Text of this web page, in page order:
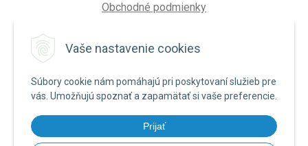
Vaše nastavenie cookies
Súbory cookie nám pomáhajú pri poskytovaní služieb pre
vás. Umožňujú spoznať a zapamätať si vaše preferencie.
Prijať
Obchodné podmienky
Reklamačné podmienky
NA STIAHNUTIE
Formulár na odstúpenie od zmluvy
Poučenie o uplatnení práva na odstúpenie od zmluvy